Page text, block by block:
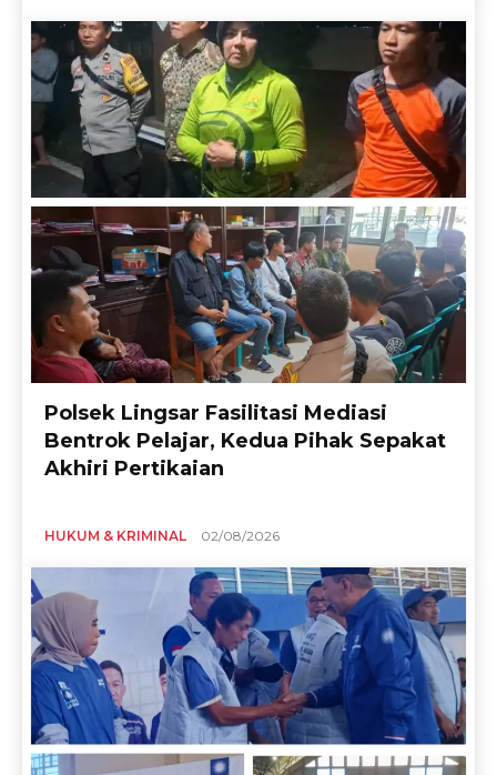
Polsek Lingsar Fasilitasi Mediasi
Bentrok Pelajar, Kedua Pihak Sepakat
Akhiri Pertikaian
HUKUM & KRIMINAL 02/08/2026